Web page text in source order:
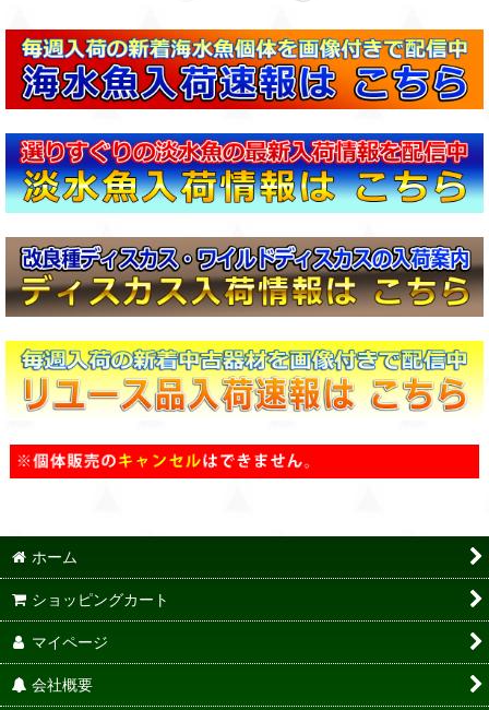
ホーム
ショッピングカート
マイページ
会社概要